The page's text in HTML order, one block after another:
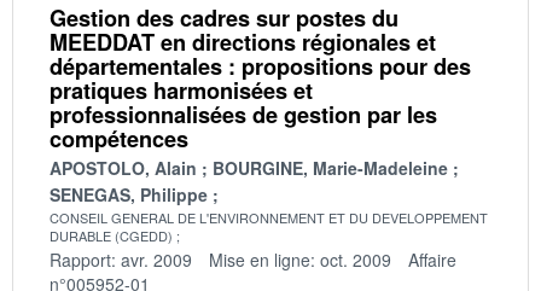
Gestion des cadres sur postes du
MEEDDAT en directions régionales et
départementales : propositions pour des
pratiques harmonisées et
professionnalisées de gestion par les
compétences
APOSTOLO, Alain
BOURGINE, Marie-Madeleine
SENEGAS, Philippe
CONSEIL GENERAL DE L'ENVIRONNEMENT ET DU DEVELOPPEMENT
DURABLE (CGEDD)
Rapport: avr. 2009 Mise en ligne: oct. 2009
Affaire
n°005952-01